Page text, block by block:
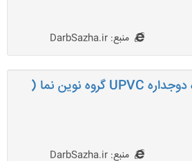
منبع: DarbSazha.ir
تولید درب پنجره دوجداره UPVC گروه نوین نما (
منبع: DarbSazha.ir